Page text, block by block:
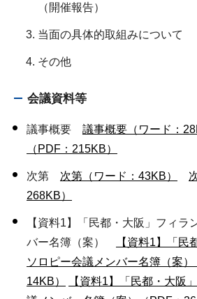
（開催報告）
当面の具体的取組みについて
その他
会議資料等
議事概要 議事概要（ワード：
（PDF：215KB）
次第 次第（ワード：43KB）
268KB）
【資料1】「民都・大阪」フィラ
バー名簿（案）
【資料1】「民
ソロピー会議メンバー名簿（案）
14KB）
【資料1】「民都・大阪